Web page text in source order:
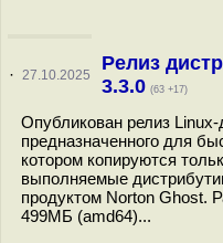
· 27.10.2025
Релиз
3.3.0 (63 +17)
Опубликован релиз
предназначенного для
котором копируются
выполняемые
продуктом Norton Ghost.
499МБ (amd64)...